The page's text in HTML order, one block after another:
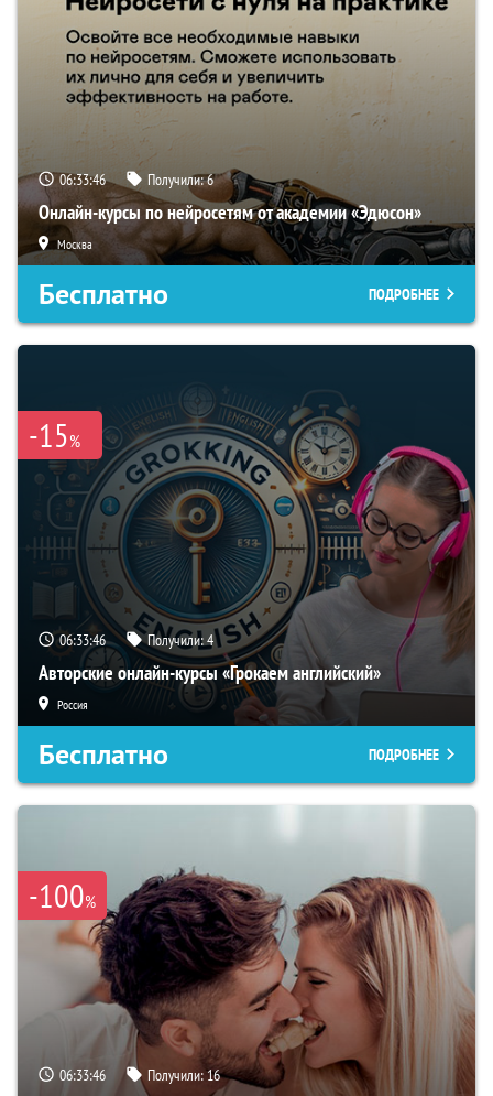
06:33:45 Получили:6
Онлайн-курсы по нейросетям от академии «Эдюсон»
Москва
Бесплатно ПОДРОБНЕЕ
-15%
06:33:45 Получили:4
Авторские онлайн-курсы «Грокаем английский»
Россия
Бесплатно ПОДРОБНЕЕ
-100%
06:33:45 Получили:16